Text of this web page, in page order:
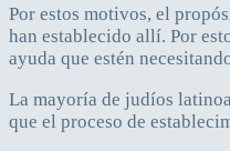
Por estos motivos, el
han establecido allí. Por
ayuda que estén
La mayoría de judíos
que el proceso de